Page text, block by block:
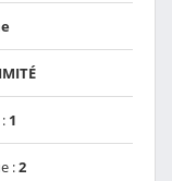
1
:2